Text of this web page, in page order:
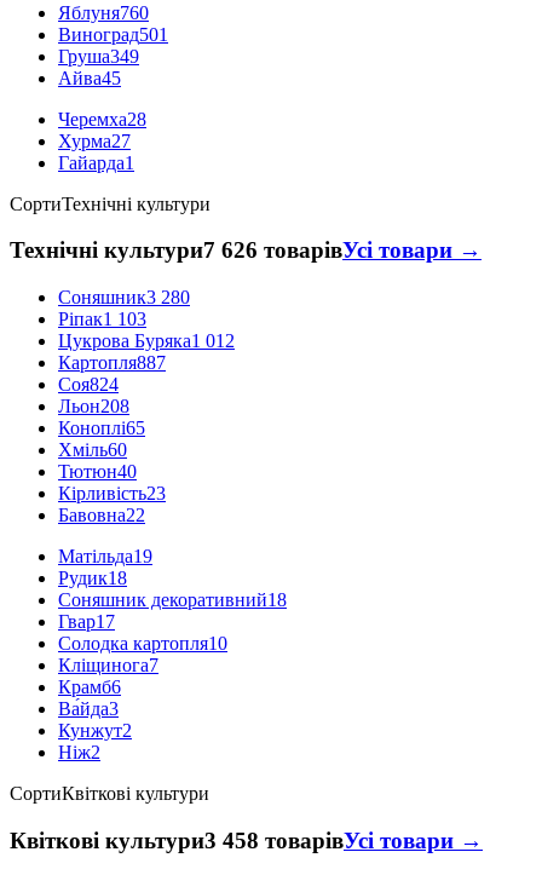
Яблуня760
Виноград501
Груша349
Айва45
Черемха28
Хурма27
Гайарда1
СортиТехнічні культури
Технічні культури7 626 товарівУсі товари →
Соняшник3 280
Ріпак1 103
Цукрова Буряка1 012
Картопля887
Соя824
Льон208
Коноплі65
Хміль60
Тютюн40
Кірливість23
Бавовна22
Матільда19
Рудик18
Соняшник декоративний18
Гвар17
Солодка картопля10
Кліщинога7
Крамб6
Ва́йда3
Кунжут2
Ніж2
СортиКвіткові культури
Квіткові культури3 458 товарівУсі товари →